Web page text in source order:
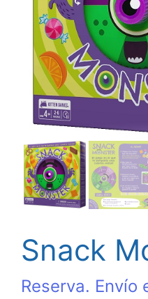
Snack
Reserva. Envío